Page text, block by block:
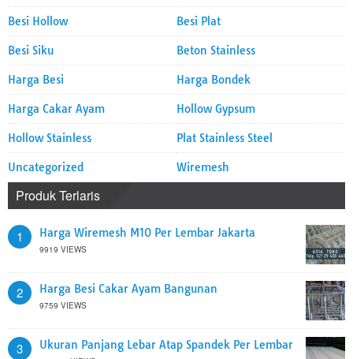
Besi Hollow Besi Plat
Besi Siku Beton Stainless
Harga Besi Harga Bondek
Harga Cakar Ayam Hollow Gypsum
Hollow Stainless Plat Stainless Steel
Uncategorized Wiremesh
Produk Terlaris
1 Harga Wiremesh M10 Per Lembar Jakarta
9919 VIEWS
2 Harga Besi Cakar Ayam Bangunan
9759 VIEWS
3 Ukuran Panjang Lebar Atap Spandek Per Lembar